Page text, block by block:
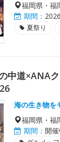
福岡県・福
期間：
夏祭り
中道×ANA
海の生き物を
福岡県・福
期間： 開